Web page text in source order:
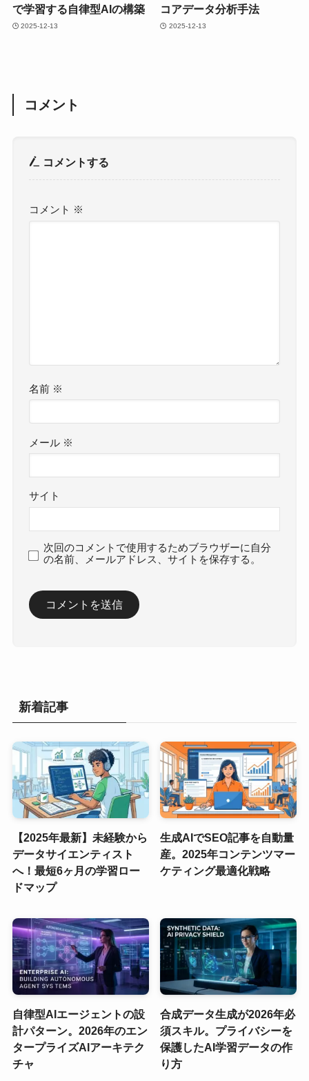
で学習する自律型AIの構築
2025-12-13
コアデータ分析手法
2025-12-13
コメント
コメントする
コメント ※
名前 ※
メール ※
サイト
次回のコメントで使用するためブラウザーに自分
の名前、メールアドレス、サイトを保存する。
新着記事
【2025年最新】未経験から
データサイエンティスト
へ！最短6ヶ月の学習ロー
ドマップ
生成AIでSEO記事を自動量
産。2025年コンテンツマー
ケティング最適化戦略
自律型AIエージェントの設
計パターン。2026年のエン
タープライズAIアーキテク
チャ
合成データ生成が2026年必
須スキル。プライバシーを
保護したAI学習データの作
り方